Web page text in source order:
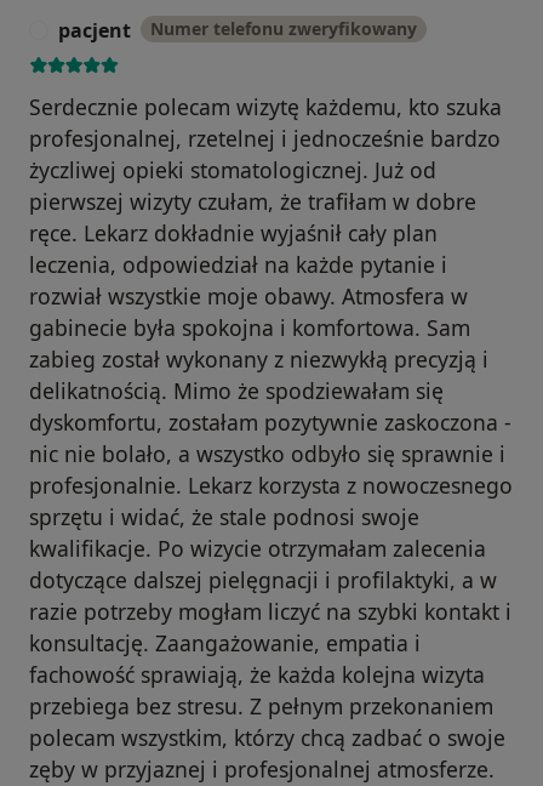
pacjent Numer telefonu zweryfikowany
Serdecznie polecam wizytę każdemu, kto szuka
profesjonalnej, rzetelnej i jednocześnie bardzo
życzliwej opieki stomatologicznej. Już od
pierwszej wizyty czułam, że trafiłam w dobre
ręce. Lekarz dokładnie wyjaśnił cały plan
leczenia, odpowiedział na każde pytanie i
rozwiał wszystkie moje obawy. Atmosfera w
gabinecie była spokojna i komfortowa. Sam
zabieg został wykonany z niezwykłą precyzją i
delikatnością. Mimo że spodziewałam się
dyskomfortu, zostałam pozytywnie zaskoczona -
nic nie bolało, a wszystko odbyło się sprawnie i
profesjonalnie. Lekarz korzysta z nowoczesnego
sprzętu i widać, że stale podnosi swoje
kwalifikacje. Po wizycie otrzymałam zalecenia
dotyczące dalszej pielęgnacji i profilaktyki, a w
razie potrzeby mogłam liczyć na szybki kontakt i
konsultację. Zaangażowanie, empatia i
fachowość sprawiają, że każda kolejna wizyta
przebiega bez stresu. Z pełnym przekonaniem
polecam wszystkim, którzy chcą zadbać o swoje
zęby w przyjaznej i profesjonalnej atmosferze.